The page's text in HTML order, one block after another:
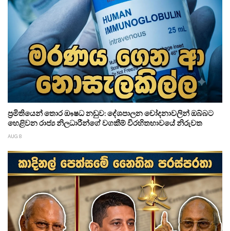
ප්‍රමිතියෙන් තොර ඖෂධ නඩුව: දේශපාලන චෝදනාවලින් ඔබ්බට
හෙළිවන රාජ්‍ය නිලධාරීන්ගේ වගකීම් විරහිතභාවයේ නිරුවත
AUG 8